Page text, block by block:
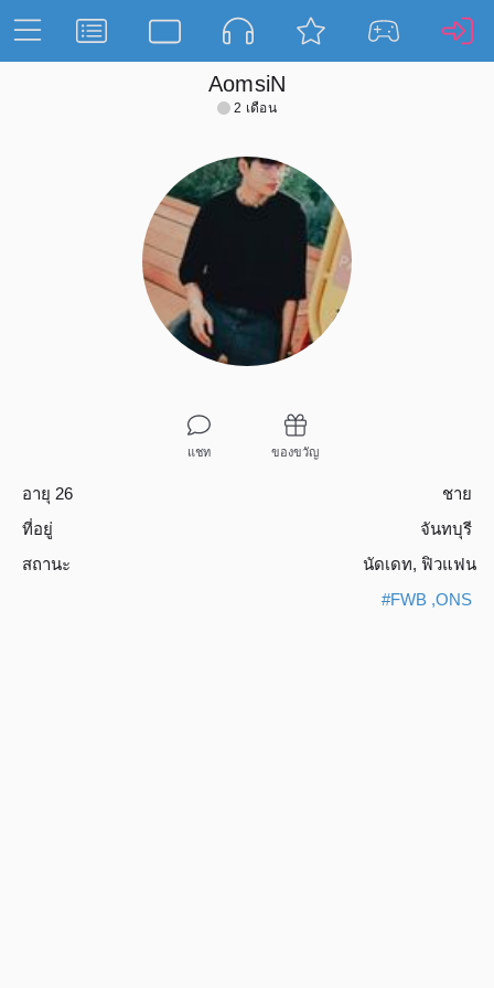
AomsiN
2 เดือน
แชท ของขวัญ
อายุ 26
ชาย
ที่อยู่
จันทบุรี
สถานะ
นัดเดท, ฟิวแฟน
#FWB ,ONS